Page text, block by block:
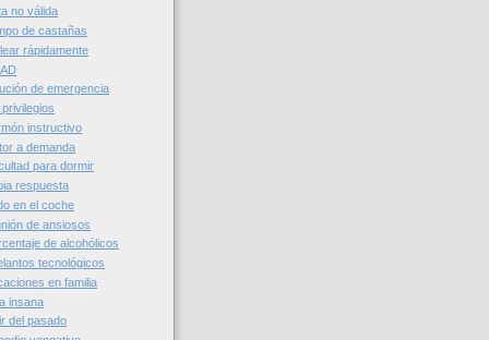
no válida
de castañas
rápidamente
de emergencia
instructivo
a demanda
para dormir
respuesta
en el coche
de ansiosos
de alcohólicos
tecnológicos
en familia
insana
del pasado